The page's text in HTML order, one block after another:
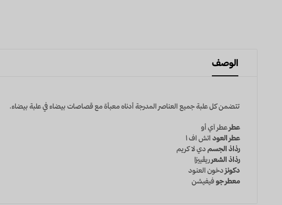
الوصف
تتضمن كل علبة جميع العناصر المدرجة أدناه معبأة مع قصاصات بيضاء في علبة بيضاء.
عطر عطر آي أو
عطر العود اتش اف ١
رذاذ الجسم دي لا كريم
رذاذ الشعر ريڤييرًا
دكونز دخـون العنود
معطر جوفيفيشن